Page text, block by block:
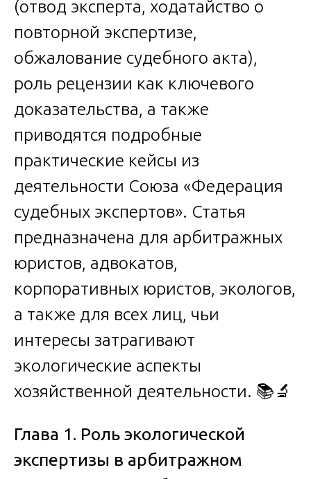
(отвод эксперта, ходатайство о
повторной экспертизе,
обжалование судебного акта),
роль рецензии как ключевого
доказательства, а также
приводятся подробные
практические кейсы из
деятельности Союза «Федерация
судебных экспертов». Статья
предназначена для арбитражных
юристов, адвокатов,
корпоративных юристов, экологов,
а также для всех лиц, чьи
интересы затрагивают
экологические аспекты
хозяйственной деятельности. 📚🔬
Глава 1. Роль экологической
экспертизы в арбитражном